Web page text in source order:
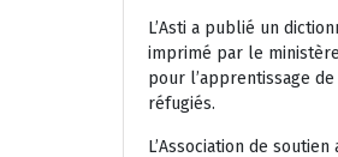
L’Asti a publié un
imprimé par le
pour l’apprentissage
réfugiés.
L’Association de